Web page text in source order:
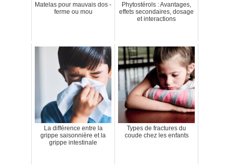
Matelas pour mauvais dos -
ferme ou mou
Phytostérols : Avantages,
effets secondaires, dosage
et interactions
La différence entre la
grippe saisonnière et la
grippe intestinale
Types de fractures du
coude chez les enfants